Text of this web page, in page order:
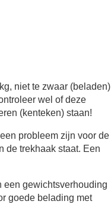
niet te zwaar (beladen)
wel of deze
(kenteken) staan!
probleem zijn voor de
de trekhaak staat. Een
een gewichtsverhouding
goede belading met